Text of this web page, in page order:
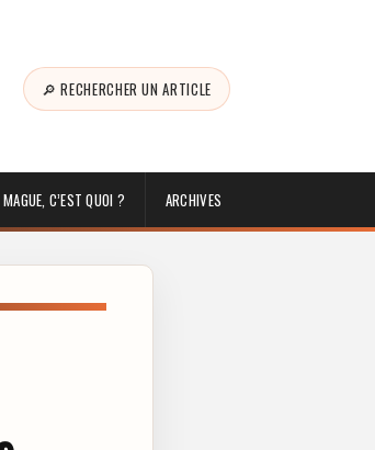
🔎 RECHERCHER UN ARTICLE
MAGUE, C’EST QUOI ? ARCHIVES